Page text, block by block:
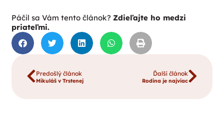
Páčil sa Vám tento článok? Zdieľajte ho medzi
priateľmi.
Predošlý článok
Mikuláš v Trstenej
Ďalší článok
Rodina je najviac